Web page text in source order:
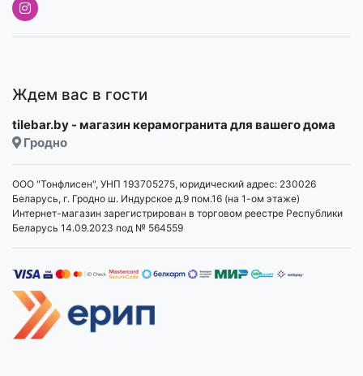
Ждем вас в гости
tilebar.by - магазин керамогранита для вашего дома
Гродно
ООО "Тонфлисен", УНП 193705275, юридический адрес: 230026
Беларусь, г. Гродно ш. Индурское д.9 пом.16 (на 1-ом этаже)
Интернет-магазин зарегистрирован в торговом реестре Республики
Беларусь 14.09.2023 под № 564559